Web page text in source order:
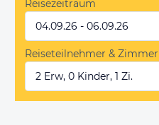
Reisezeitraum
04.09.26 - 06.09.26
Reiseteilnehmer & Zimmer
2 Erw, 0 Kinder, 1 Zi.